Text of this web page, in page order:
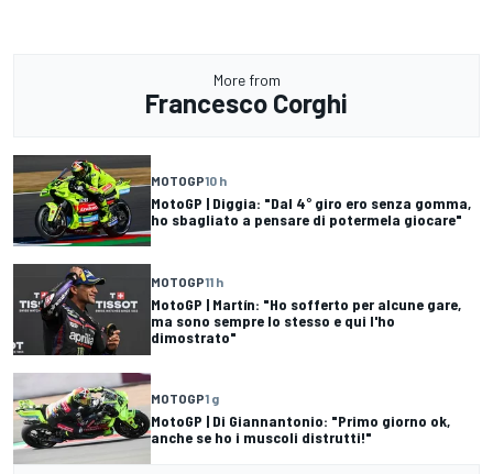
More from
Francesco Corghi
MOTOGP10 h
MotoGP | Diggia: "Dal 4° giro ero senza gomma,
ho sbagliato a pensare di potermela giocare"
MOTOGP11 h
MotoGP | Martín: "Ho sofferto per alcune gare,
ma sono sempre lo stesso e qui l'ho
dimostrato"
MOTOGP1 g
MotoGP | Di Giannantonio: "Primo giorno ok,
anche se ho i muscoli distrutti!"